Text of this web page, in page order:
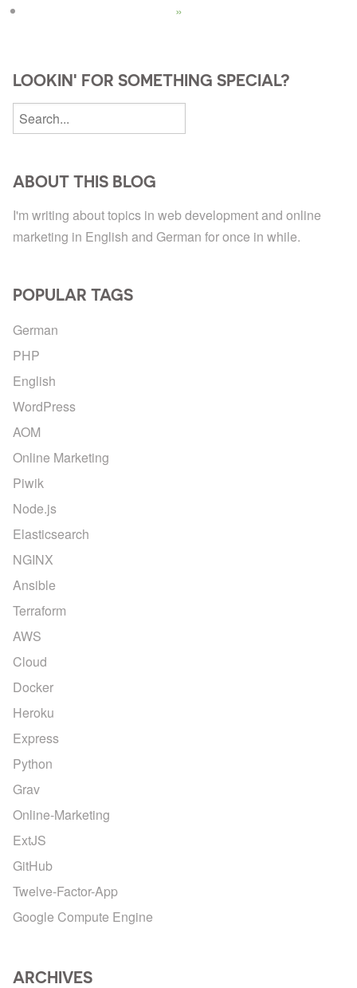
»
LOOKIN' FOR SOMETHING SPECIAL?
ABOUT THIS BLOG
I'm writing about topics in web development and online
marketing in English and German for once in while.
POPULAR TAGS
German
PHP
English
WordPress
AOM
Online Marketing
Piwik
Node.js
Elasticsearch
NGINX
Ansible
Terraform
AWS
Cloud
Docker
Heroku
Express
Python
Grav
Online-Marketing
ExtJS
GitHub
Twelve-Factor-App
Google Compute Engine
ARCHIVES